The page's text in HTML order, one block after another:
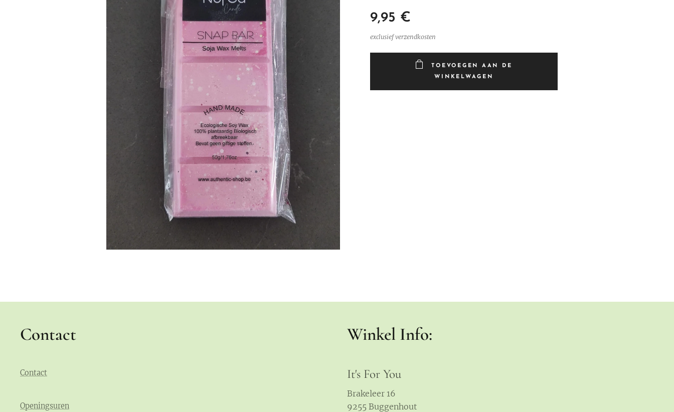
9,95 €
exclusief verzendkosten
TOEVOEGEN AAN DE
WINKELWAGEN
Contact
Contact
Openingsuren
Winkel Info:
It's For You
Brakeleer 16
9255 Buggenhout